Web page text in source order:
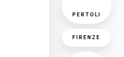
PERTOLI
FIRENZE